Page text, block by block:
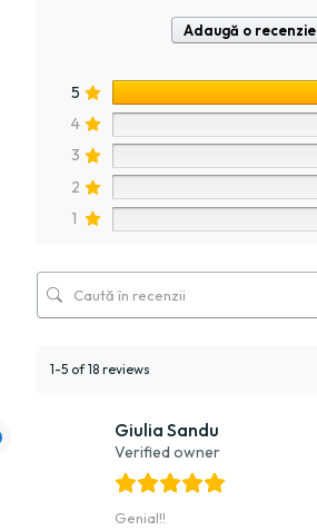
Adaugă o recenzie
5
4
3
2
1
1-5 of 18 reviews
Giulia Sandu
Verified owner
Genial!!